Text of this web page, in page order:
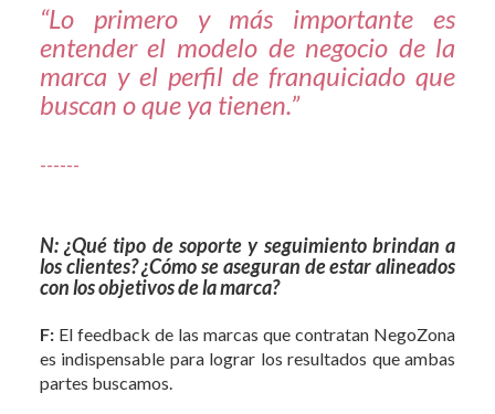
“Lo primero y más importante es
entender el modelo de negocio de la
marca y el perfil de franquiciado que
buscan o que ya tienen.”
------
N: ¿Qué tipo de soporte y seguimiento brindan a
los clientes? ¿Cómo se aseguran de estar alineados
con los objetivos de la marca?
F:El feedback de las marcas que contratan NegoZona
es indispensable para lograr los resultados que ambas
partes buscamos.